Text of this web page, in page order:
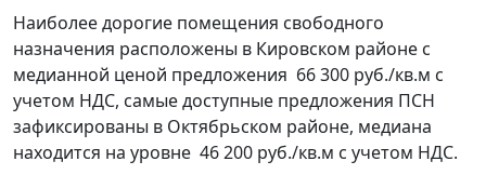
Наиболее дорогие помещения свободного
назначения расположены в Кировском районе с
медианной ценой предложения 66 300 руб./кв.м с
учетом НДС, самые доступные предложения ПСН
зафиксированы в Октябрьском районе, медиана
находится на уровне 46 200 руб./кв.м с учетом НДС.